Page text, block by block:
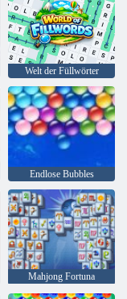
Welt der Füllwörter
Endlose Bubbles
Mahjong Fortuna